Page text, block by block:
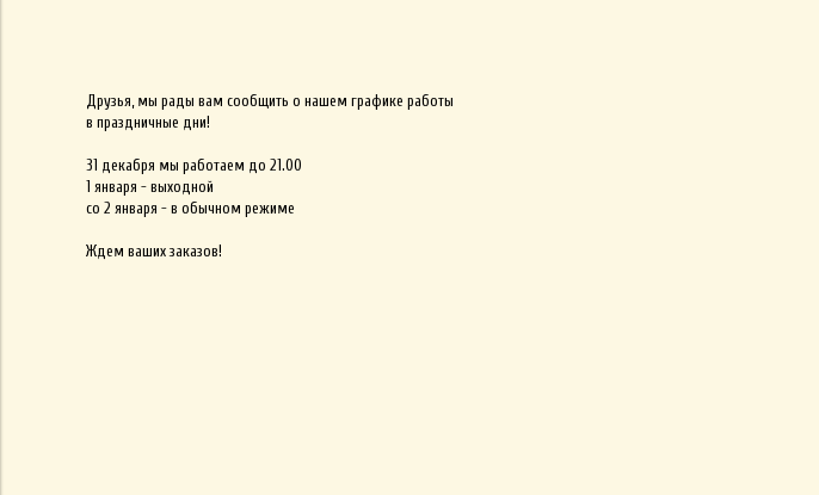
Друзья, мы рады вам сообщить о нашем графике работы
в праздничные дни!
31 декабря мы работаем до 21.00
1 января - выходной
со 2 января - в обычном режиме
Ждем ваших заказов!